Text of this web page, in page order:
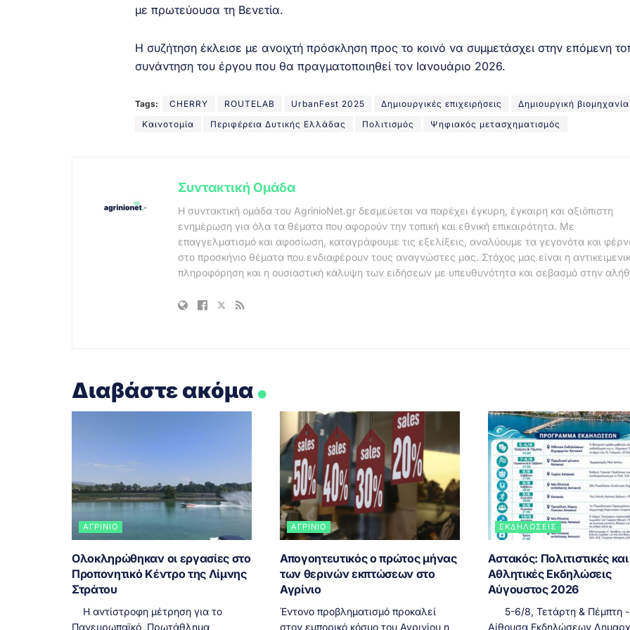
με πρωτεύουσα τη Βενετία.
Η συζήτηση έκλεισε με ανοιχτή πρόσκληση προς το κοινό να συμμετάσχει στην επόμενη
συνάντηση του έργου που θα πραγματοποιηθεί τον Ιανουάριο 2026.
Tags: CHERRY ROUTELAB UrbanFest 2025 Δημιουργικές επιχειρήσεις
Δημιουργική βιομηχανία
Καινοτομία
Περιφέρεια Δυτικής Ελλάδας Πολιτισμός Ψηφιακός μετασχηματισμός
Συντακτική Ομάδα
Η συντακτική ομάδα του AgrinioNet.gr δεσμεύεται να παρέχει έγκυρη, έγκαιρη και αξιόπιστη
ενημέρωση για όλα τα θέματα που αφορούν την τοπική και εθνική επικαιρότητα. Με
επαγγελματισμό και αφοσίωση, καταγράφουμε τις εξελίξεις, αναλύουμε τα γεγονότα και
στο προσκήνιο θέματα που ενδιαφέρουν τους αναγνώστες μας. Στόχος μας είναι η
πληροφόρηση και η ουσιαστική κάλυψη των ειδήσεων με υπευθυνότητα και σεβασμό στην
Διαβάστε ακόμα.
ΑΓΡΊΝΙΟ
Ολοκληρώθηκαν οι εργασίες στο
Προπονητικό Κέντρο της Λίμνης
Στράτου
Η αντίστροφη μέτρηση για το
Πανευρωπαϊκό Πρωτάθλημα
ΑΓΡΊΝΙΟ
Απογοητευτικός ο πρώτος μήνας
των θερινών εκπτώσεων στο
Αγρίνιο
Έντονο προβληματισμό προκαλεί
στον εμπορικό κόσμο του Αγρινίου η
ΕΚΔΗΛΏΣΕΙΣ
Αστακός: Πολιτιστικές και
Αθλητικές Εκδηλώσεις
Αύγουστος 2026
5-6/8, Τετάρτη & Πέμπτη -
Αίθουσα Εκδηλώσεων